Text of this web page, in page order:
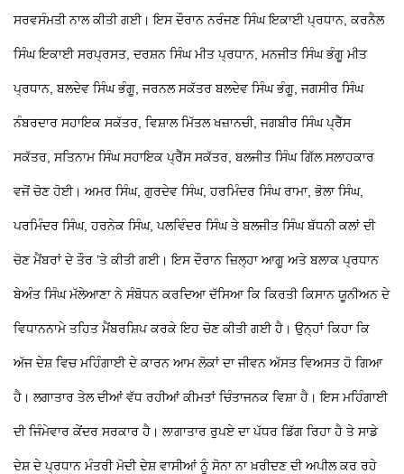
ਸਰਵਸੰਮਤੀ ਨਾਲ ਕੀਤੀ ਗਈ। ਇਸ ਦੌਰਾਨ ਨਰੰਜਣ ਸਿੰਘ ਇਕਾਈ ਪ੍ਰਧਾਨ, ਕਰਨੈਲ
ਸਿੰਘ ਇਕਾਈ ਸਰਪ੍ਰਸਤ, ਦਰਸ਼ਨ ਸਿੰਘ ਮੀਤ ਪ੍ਰਧਾਨ, ਮਨਜੀਤ ਸਿੰਘ ਭੰਗੂ ਮੀਤ
ਪ੍ਰਧਾਨ, ਬਲਦੇਵ ਸਿੰਘ ਭੰਗੂ, ਜਰਨਲ ਸਕੱਤਰ ਬਲਦੇਵ ਸਿੰਘ ਭੰਗੂ, ਜਗਸੀਰ ਸਿੰਘ
ਨੰਬਰਦਾਰ ਸਹਾਇਕ ਸਕੱਤਰ, ਵਿਸ਼ਾਲ ਮਿੱਤਲ ਖਜ਼ਾਨਚੀ, ਜਗਬੀਰ ਸਿੰਘ ਪ੍ਰੈੱਸ
ਸਕੱਤਰ, ਸਤਿਨਾਮ ਸਿੰਘ ਸਹਾਇਕ ਪ੍ਰੈੱਸ ਸਕੱਤਰ, ਬਲਜੀਤ ਸਿੰਘ ਗਿੱਲ ਸਲਾਹਕਾਰ
ਵਜੋਂ ਚੋਣ ਹੋਈ। ਅਮਰ ਸਿੰਘ, ਗੁਰਦੇਵ ਸਿੰਘ, ਹਰਮਿੰਦਰ ਸਿੰਘ ਰਾਮਾ, ਭੋਲਾ ਸਿੰਘ,
ਪਰਮਿੰਦਰ ਸਿੰਘ, ਹਰਨੇਕ ਸਿੰਘ, ਪਲਵਿੰਦਰ ਸਿੰਘ ਤੇ ਬਲਜੀਤ ਸਿੰਘ ਬੱਧਨੀ ਕਲਾਂ ਦੀ
ਚੋਣ ਮੈਂਬਰਾਂ ਦੇ ਤੌਰ ’ਤੇ ਕੀਤੀ ਗਈ। ਇਸ ਦੌਰਾਨ ਜ਼ਿਲ੍ਹਾ ਆਗੂ ਅਤੇ ਬਲਾਕ ਪ੍ਰਧਾਨ
ਬੇਅੰਤ ਸਿੰਘ ਮੱਲੇਆਣਾ ਨੇ ਸੰਬੋਧਨ ਕਰਦਿਆ ਦੱਸਿਆ ਕਿ ਕਿਰਤੀ ਕਿਸਾਨ ਯੂਨੀਅਨ ਦੇ
ਵਿਧਾਨਨਾਮੇ ਤਹਿਤ ਮੈਂਬਰਸ਼ਿਪ ਕਰਕੇ ਇਹ ਚੋਣ ਕੀਤੀ ਗਈ ਹੈ। ਉਨ੍ਹਾਂ ਕਿਹਾ ਕਿ
ਅੱਜ ਦੇਸ਼ ਵਿਚ ਮਹਿੰਗਾਈ ਦੇ ਕਾਰਨ ਆਮ ਲੋਕਾਂ ਦਾ ਜੀਵਨ ਅੱਸਤ ਵਿਅਸਤ ਹੋ ਗਿਆ
ਹੈ। ਲਗਾਤਾਰ ਤੇਲ ਦੀਆਂ ਵੱਧ ਰਹੀਆਂ ਕੀਮਤਾਂ ਚਿੰਤਾਜਨਕ ਵਿਸ਼ਾ ਹੈ। ਇਸ ਮਹਿੰਗਾਈ
ਦੀ ਜਿੰਮੇਵਾਰ ਕੇਂਦਰ ਸਰਕਾਰ ਹੈ। ਲਾਗਾਤਾਰ ਰੁਪਏ ਦਾ ਪੱਧਰ ਡਿੱਗ ਰਿਹਾ ਹੈ ਤੇ ਸਾਡੇ
ਦੇਸ਼ ਦੇ ਪ੍ਰਧਾਨ ਮੰਤਰੀ ਮੋਦੀ ਦੇਸ਼ ਵਾਸੀਆਂ ਨੂੰ ਸੋਨਾ ਨਾ ਖ਼ਰੀਦਣ ਦੀ ਅਪੀਲ ਕਰ ਰਹੇ